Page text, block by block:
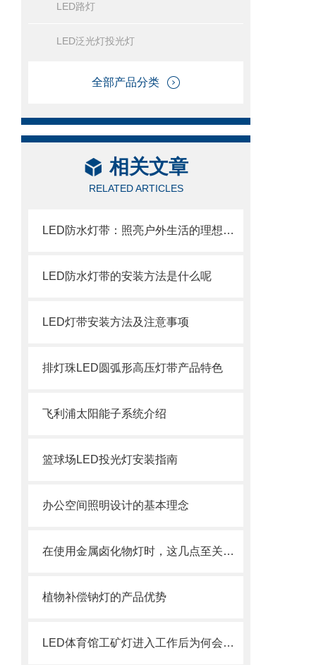
LED路灯
LED泛光灯投光灯
全部产品分类
相关文章
RELATED ARTICLES
LED防水灯带：照亮户外生活的理想选择
LED防水灯带的安装方法是什么呢
LED灯带安装方法及注意事项
排灯珠LED圆弧形高压灯带产品特色
飞利浦太阳能子系统介绍
篮球场LED投光灯安装指南
办公空间照明设计的基本理念
在使用金属卤化物灯时，这几点至关重要！
植物补偿钠灯的产品优势
LED体育馆工矿灯进入工作后为何会发热？